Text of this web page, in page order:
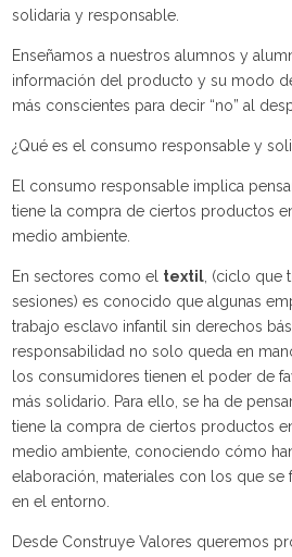
solidaria y responsable.
Enseñamos a nuestros alumnos y
información del producto y su modo
más conscientes para decir “no” al
¿Qué es el consumo responsable y
El consumo responsable implica
tiene la compra de ciertos productos
medio ambiente.
En sectores como el textil , (ciclo que
sesiones) es conocido que algunas
trabajo esclavo infantil sin derechos
responsabilidad no solo queda en
los consumidores tienen el poder de
más solidario. Para ello, se ha de
tiene la compra de ciertos productos
medio ambiente, conociendo cómo
elaboración, materiales con los que se
en el entorno.
Desde Construye Valores queremos